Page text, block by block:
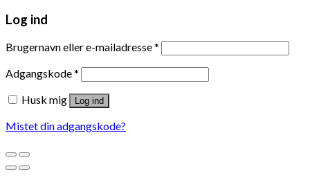
Log ind
Brugernavn eller e-mailadresse*
Adgangskode*
Husk mig
Log ind
Mistet din adgangskode?